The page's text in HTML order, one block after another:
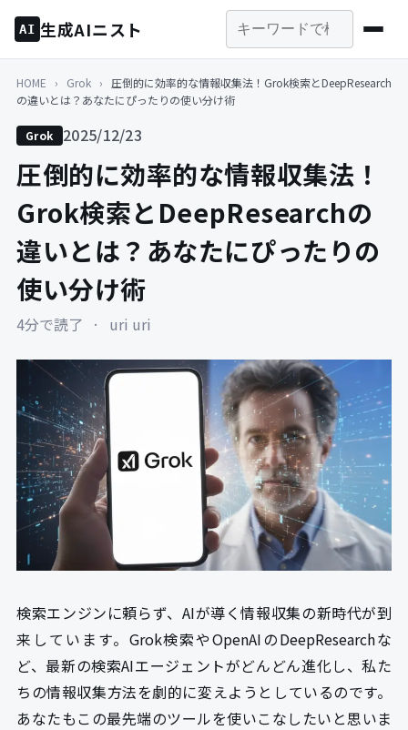
AI 生成AIニスト
HOME › Grok ›
圧倒的に効率的な情報収集法！Grok検索とDeepResearch
の違いとは？あなたにぴったりの使い分け術
Grok 2025/12/23
圧倒的に効率的な情報収集法！
Grok検索とDeepResearchの
違いとは？あなたにぴったりの
使い分け術
4分で読了 · uri uri
検索エンジンに頼らず、AIが導く情報収集の新時代が到
来しています。Grok検索やOpenAIのDeepResearchな
ど、最新の検索AIエージェントがどんどん進化し、私た
ちの情報収集方法を劇的に変えようとしているのです。
あなたもこの最先端のツールを使いこなしたいと思いま